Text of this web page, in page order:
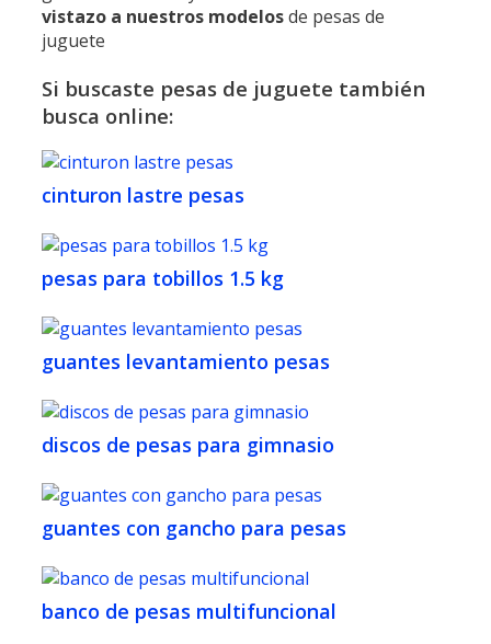
vistazo a nuestros modelosde pesas de
juguete
Si buscaste pesas de juguete también
busca online:
cinturon lastre pesas
pesas para tobillos 1.5 kg
guantes levantamiento pesas
discos de pesas para gimnasio
guantes con gancho para pesas
banco de pesas multifuncional